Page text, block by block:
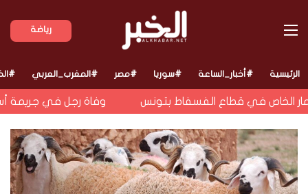
رياضة القائمة
الرئيسية #أخبار_الساعة #سوريا #مصر #المغرب_العربي
الخاص في قطاع الفسفاط بتونس وفاة رجل في جريمة